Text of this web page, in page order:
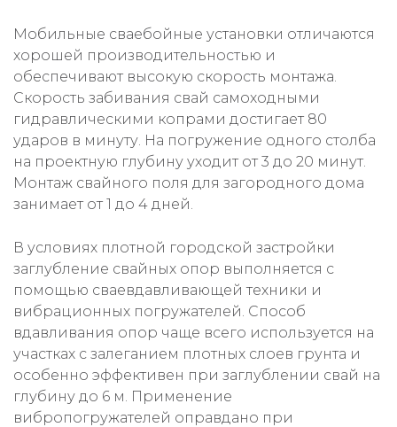
Мобильные сваебойные установки отличаются
хорошей производительностью и
обеспечивают высокую скорость монтажа.
Скорость забивания свай самоходными
гидравлическими копрами достигает 80
ударов в минуту. На погружение одного столба
на проектную глубину уходит от 3 до 20 минут.
Монтаж свайного поля для загородного дома
занимает от 1 до 4 дней.
В условиях плотной городской застройки
заглубление свайных опор выполняется с
помощью сваевдавливающей техники и
вибрационных погружателей. Способ
вдавливания опор чаще всего используется на
участках с залеганием плотных слоев грунта и
особенно эффективен при заглублении свай на
глубину до 6 м. Применение
вибропогружателей оправдано при